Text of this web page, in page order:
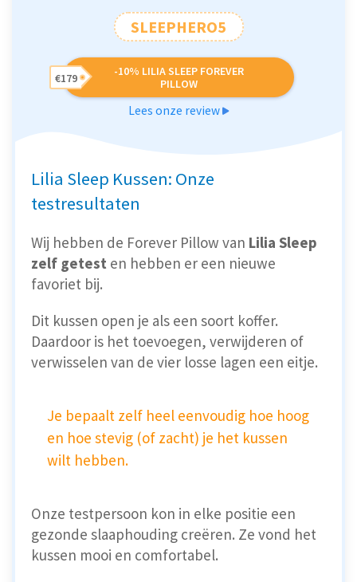
SLEEPHERO5
-10% LILIA SLEEP FOREVER
PILLOW
€179
Lees onze review
Lilia Sleep Kussen: Onze
testresultaten
Wij hebben de Forever Pillow van Lilia Sleep
zelf getest en hebben er een nieuwe
favoriet bij.
Dit kussen open je als een soort koffer.
Daardoor is het toevoegen, verwijderen of
verwisselen van de vier losse lagen een eitje.
Je bepaalt zelf heel eenvoudig hoe hoog
en hoe stevig (of zacht) je het kussen
wilt hebben.
Onze testpersoon kon in elke positie een
gezonde slaaphouding creëren. Ze vond het
kussen mooi en comfortabel.